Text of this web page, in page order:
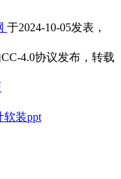
于2024-10-05发表，
4.0协议发布，转载
软装ppt